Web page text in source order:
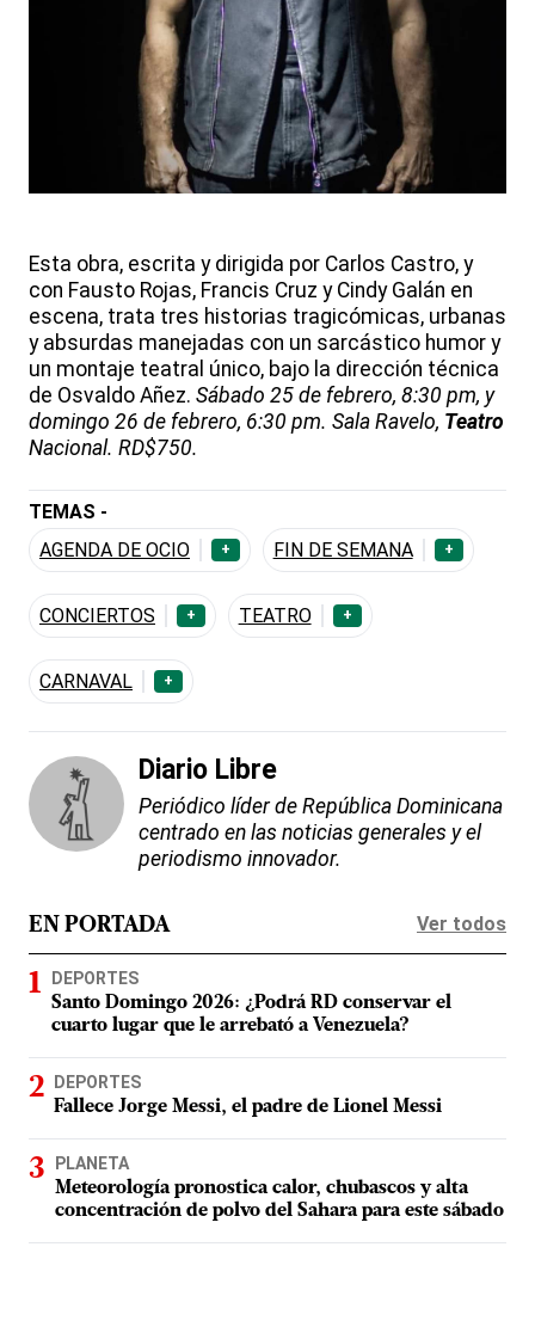
Esta obra, escrita y dirigida por Carlos Castro, y
con Fausto Rojas, Francis Cruz y Cindy Galán en
escena, trata tres historias tragicómicas, urbanas
y absurdas manejadas con un sarcástico humor y
un montaje teatral único, bajo la dirección técnica
de Osvaldo Añez. Sábado 25 de febrero, 8:30 pm, y
domingo 26 de febrero, 6:30 pm. Sala Ravelo, Teatro
Nacional. RD$750.
TEMAS -
AGENDA DE OCIO
+ FIN DE SEMANA +
CONCIERTOS + TEATRO +
CARNAVAL +
Diario Libre
Periódico líder de República Dominicana
centrado en las noticias generales y el
periodismo innovador.
EN PORTADA Ver todos
DEPORTES
Santo Domingo 2026: ¿Podrá RD conservar el
cuarto lugar que le arrebató a Venezuela?
DEPORTES
Fallece Jorge Messi, el padre de Lionel Messi
PLANETA
Meteorología pronostica calor, chubascos y alta
concentración de polvo del Sahara para este sábado